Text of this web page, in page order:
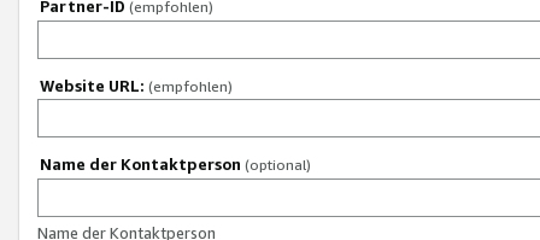
Partner-ID (empfohlen)
Website URL: (empfohlen)
Name der Kontaktperson (optional)
Name der Kontaktperson